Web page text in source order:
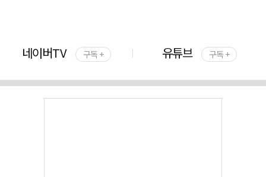
네이버TV 구독 + 유튜브 구독 +